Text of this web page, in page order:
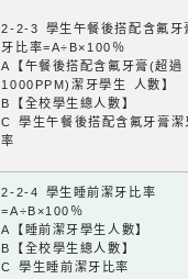
2-2-3 學生午餐後搭配含氟牙
牙比率=A÷B×100％
A【午餐後搭配含氟牙膏(超過
1000PPM)潔牙學生 人數】
B【全校學生總人數】
C 學生午餐後搭配含氟牙膏潔
率
2-2-4 學生睡前潔牙比率
=A÷B×100％
A【睡前潔牙學生人數】
B【全校學生總人數】
C 學生睡前潔牙比率